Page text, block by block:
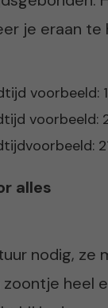
je eraan te
voorbeeld:
voorbeeld:
alles
nodig,
zoontje heel